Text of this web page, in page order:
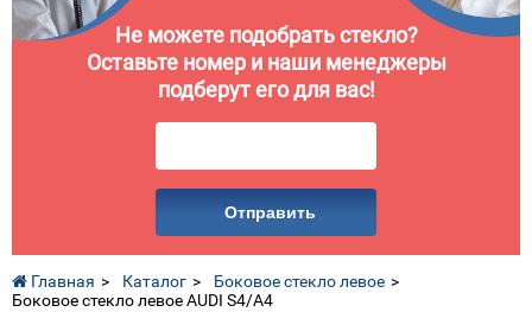
Не можете подобрать стекло?
Оставьте номер и наши менеджеры
подберут его для вас!
Отправить
Главная Каталог
Боковое стекло левое
Боковое стекло левое AUDI S4/A4